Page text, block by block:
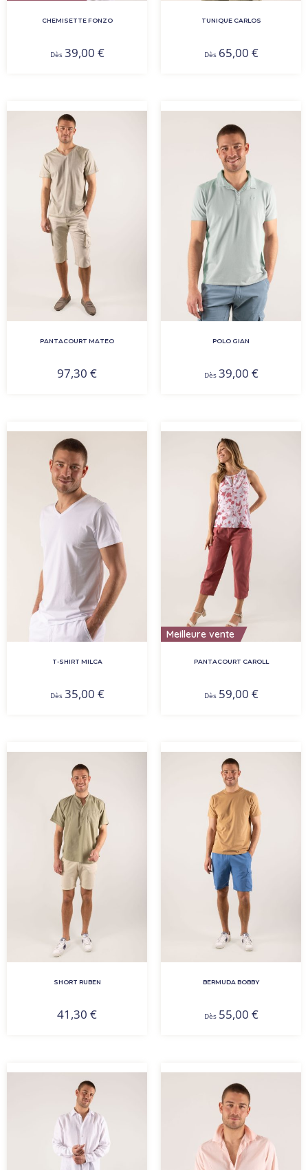
CHEMISETTE FONZO
Dès 39,00 €
TUNIQUE CARLOS
Dès 65,00 €
PANTACOURT MATEO
97,30 €
POLO GIAN
Dès 39,00 €
T-SHIRT MILCA
Dès 35,00 €
Meilleure vente
PANTACOURT CAROLL
Dès 59,00 €
SHORT RUBEN
41,30 €
BERMUDA BOBBY
Dès 55,00 €